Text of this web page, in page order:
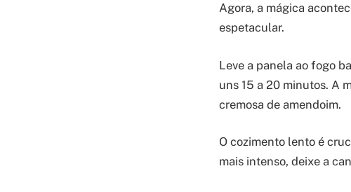
Agora, a mágica
espetacular.
Leve a panela ao fogo
uns 15 a 20 minutos. A
cremosa de amendoim.
O cozimento lento é
mais intenso, deixe a